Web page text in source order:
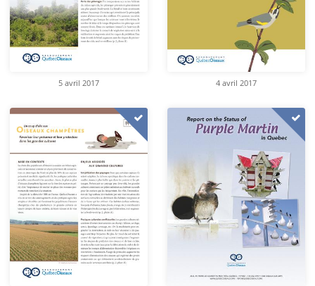
5 avril 2017 4 avril 2017